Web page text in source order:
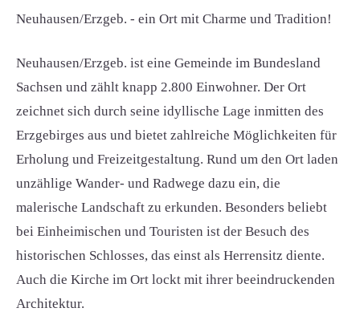
Neuhausen/Erzgeb. - ein Ort mit Charme und Tradition!
Neuhausen/Erzgeb. ist eine Gemeinde im Bundesland
Sachsen und zählt knapp 2.800 Einwohner. Der Ort
zeichnet sich durch seine idyllische Lage inmitten des
Erzgebirges aus und bietet zahlreiche Möglichkeiten für
Erholung und Freizeitgestaltung. Rund um den Ort laden
unzählige Wander- und Radwege dazu ein, die
malerische Landschaft zu erkunden. Besonders beliebt
bei Einheimischen und Touristen ist der Besuch des
historischen Schlosses, das einst als Herrensitz diente.
Auch die Kirche im Ort lockt mit ihrer beeindruckenden
Architektur.